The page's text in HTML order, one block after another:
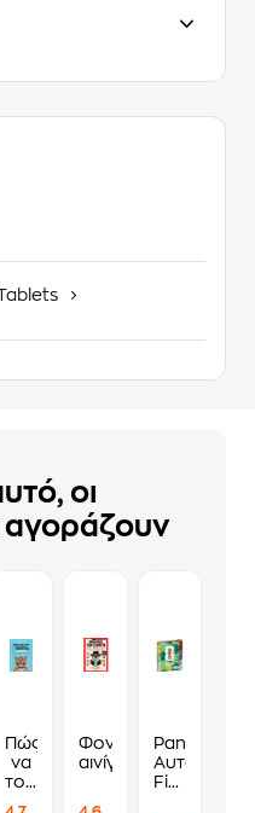
οι
αγοράζουν
Πώς
να
τους
Φονικά
αινίγματα
Panini
Fifa